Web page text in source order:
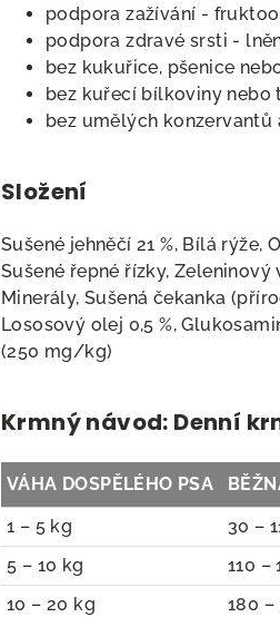
podpora zažívání -
podpora zdravé srsti -
bez kukuřice, pšenice
bez kuřecí bílkoviny nebo
bez umělých konzervantů
Složení
Sušené jehněčí 21 %, Bílá rýže,
Sušené řepné řízky, Zeleninový
Minerály, Sušená čekanka
Lososový olej 0,5 %,
(250 mg/kg)
Krmný návod: Denní
VÁHA DOSPĚLÉHO PSA
1 – 5 kg
30 –
5 – 10 kg
110 –
10 – 20 kg
180 –